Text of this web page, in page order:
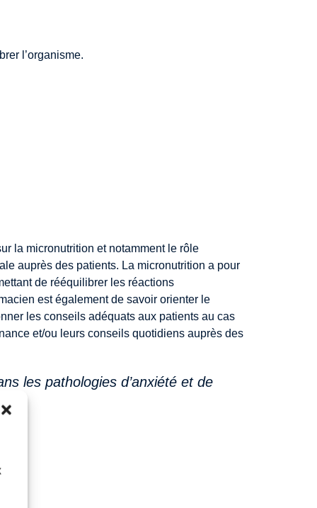
l’organisme.
la micronutrition et notamment le rôle
auprès des patients. La micronutrition a pour
de rééquilibrer les réactions
est également de savoir orienter le
les conseils adéquats aux patients au cas
et/ou leurs conseils quotidiens auprès des
les pathologies d’anxiété et de